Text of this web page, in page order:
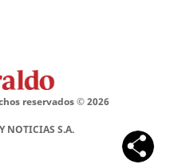
reservados ©2026
NOTICIAS S.A.